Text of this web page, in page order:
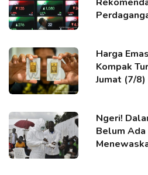
Harga
Kompak
Jumat (7/8)
Ngeri!
Belum Ada